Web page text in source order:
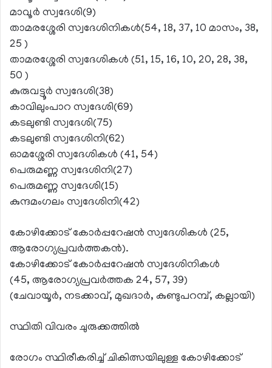
മാവൂര്‍ സ്വദേശി(9)
താമരശ്ശേരി സ്വദേശിനികള്‍(54, 18, 37, 10 മാസം, 38,
25 )
താമരശ്ശേരി സ്വദേശികള്‍ (51, 15, 16, 10, 20, 28, 38,
50 )
കുരുവട്ടൂര്‍ സ്വദേശി(38)
കാവിലുംപാറ സ്വദേശി(69)
കടലുണ്ടി സ്വദേശി(75)
കടലുണ്ടി സ്വദേശിനി(62)
ഓമശ്ശേരി സ്വദേശികള്‍ (41, 54)
പെരുമണ്ണ സ്വദേശിനി(27)
പെരുമണ്ണ സ്വദേശി(15)
കുന്ദമംഗലം സ്വദേശിനി(42)
കോഴിക്കോട് കോര്‍പ്പറേഷന്‍ സ്വദേശികള്‍ (25,
ആരോഗ്യപ്രവര്‍ത്തകന്‍).
കോഴിക്കോട് കോര്‍പ്പറേഷന്‍ സ്വദേശിനികള്‍
(45, ആരോഗ്യപ്രവര്‍ത്തക 24, 57, 39)
(ചേവായൂര്‍, നടക്കാവ്, മുഖദാര്‍, കുണ്ടുപറമ്പ്, കല്ലായി)
സ്ഥിതി വിവരം ചുരുക്കത്തില്‍
രോഗം സ്ഥിരീകരിച്ച് ചികിത്സയിലുള്ള കോഴിക്കോട്